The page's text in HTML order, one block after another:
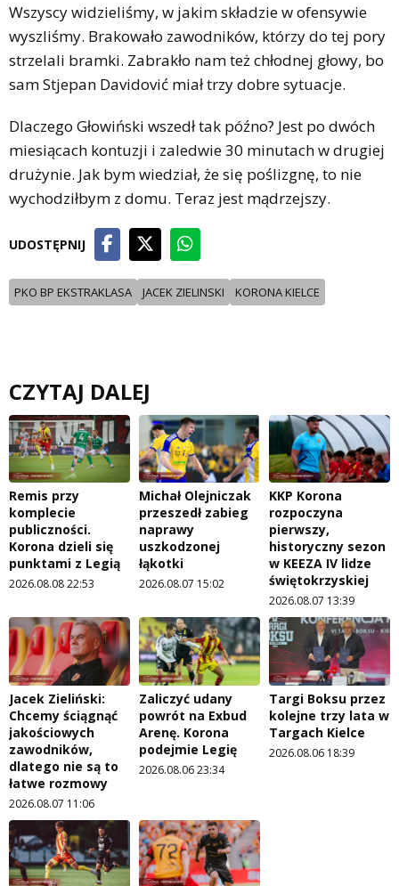
Wszyscy widzieliśmy, w jakim składzie w ofensywie
wyszliśmy. Brakowało zawodników, którzy do tej pory
strzelali bramki. Zabrakło nam też chłodnej głowy, bo
sam Stjepan Davidović miał trzy dobre sytuacje.
Dlaczego Głowiński wszedł tak późno? Jest po dwóch
miesiącach kontuzji i zaledwie 30 minutach w drugiej
drużynie. Jak bym wiedział, że się poślizgnę, to nie
wychodziłbym z domu. Teraz jest mądrzejszy.
UDOSTĘPNIJ
PKO BP EKSTRAKLASA JACEK ZIELINSKI KORONA KIELCE
CZYTAJ DALEJ
Remis przy
komplecie
publiczności.
Korona dzieli się
punktami z Legią
2026.08.08 22:53
Michał Olejniczak
przeszedł zabieg
naprawy
uszkodzonej
łąkotki
2026.08.07 15:02
KKP Korona
rozpoczyna
pierwszy,
historyczny sezon
w KEEZA IV lidze
świętokrzyskiej
2026.08.07 13:39
Jacek Zieliński:
Chcemy ściągnąć
jakościowych
zawodników,
dlatego nie są to
łatwe rozmowy
2026.08.07 11:06
Zaliczyć udany
powrót na Exbud
Arenę. Korona
podejmie Legię
2026.08.06 23:34
Targi Boksu przez
kolejne trzy lata w
Targach Kielce
2026.08.06 18:39